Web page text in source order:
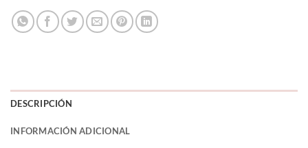
DESCRIPCIÓN
INFORMACIÓN ADICIONAL